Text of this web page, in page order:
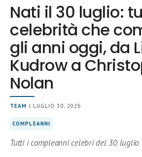
Nati il 30 luglio:
celebrità che
gli anni oggi, da
Kudrow a
Nolan
TEAM | LUGLIO 30, 2026
COMPLEANNI
Tutti i compleanni celebri del 30 luglio